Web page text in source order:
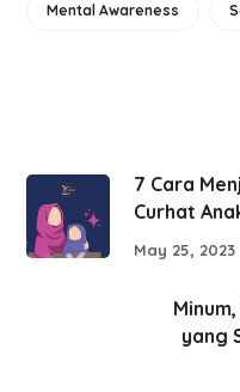
Mental Awareness
7 Cara
Curhat
May 25, 2023
yang